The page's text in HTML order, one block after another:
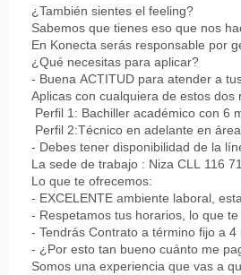
¿También sientes el feeling?
Sabemos que tienes eso que nos
En Konecta serás responsable por
¿Qué necesitas para aplicar?
- Buena ACTITUD para atender a
Aplicas con cualquiera de estos
Perfil 1: Bachiller académico con 6
Perfil 2:Técnico en adelante en
- Debes tener disponibilidad de la
La sede de trabajo : Niza CLL 116
Lo que te ofrecemos:
- EXCELENTE ambiente laboral,
- Respetamos tus horarios, lo que
- Tendrás Contrato a término fijo a
- ¿Por esto tan bueno cuánto me
Somos una experiencia que vas a